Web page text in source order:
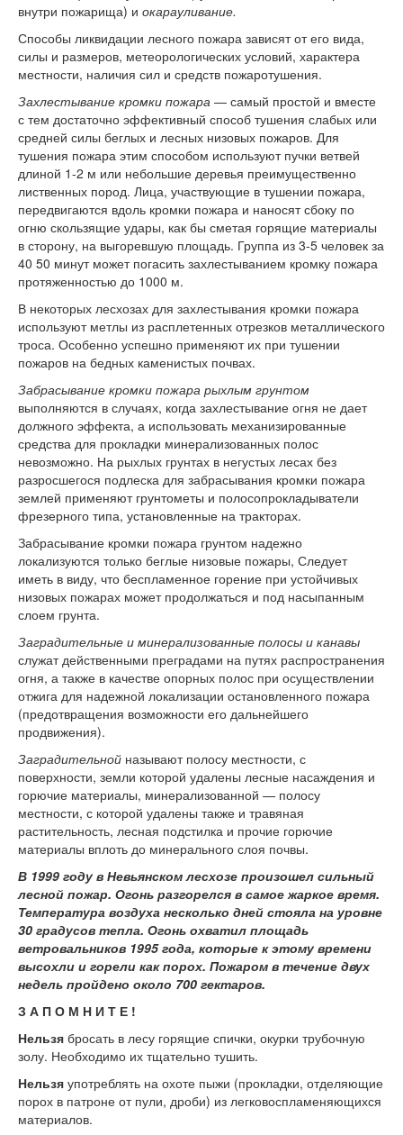
внутри пожарища) и окарауливание.
Способы ликвидации лесного пожара зависят от его вида,
силы и размеров, метеорологических условий, характера
местности, наличия сил и средств пожаротушения.
Захлестывание кромки пожара — самый простой и вместе
с тем достаточно эффективный способ тушения слабых или
средней силы беглых и лесных низовых пожаров. Для
тушения пожара этим способом используют пучки ветвей
длиной 1-2 м или небольшие деревья преимущественно
лиственных пород. Лица, участвующие в тушении пожара,
передвигаются вдоль кромки пожара и наносят сбоку по
огню скользящие удары, как бы сметая горящие материалы
в сторону, на выгоревшую площадь. Группа из 3-5 человек за
40 50 минут может погасить захлестыванием кромку пожара
протяженностью до 1000 м.
В некоторых лесхозах для захлестывания кромки пожара
используют метлы из расплетенных отрезков металлического
троса. Особенно успешно применяют их при тушении
пожаров на бедных каменистых почвах.
Забрасывание кромки пожара рыхлым грунтом
выполняются в случаях, когда захлестывание огня не дает
должного эффекта, а использовать механизированные
средства для прокладки минерализованных полос
невозможно. На рыхлых грунтах в негустых лесах без
разросшегося подлеска для забрасывания кромки пожара
землей применяют грунтометы и полосопрокладыватели
фрезерного типа, установленные на тракторах.
Забрасывание кромки пожара грунтом надежно
локализуются только беглые низовые пожары, Следует
иметь в виду, что беспламенное горение при устойчивых
низовых пожарах может продолжаться и под насыпанным
слоем грунта.
Заградительные и минерализованные полосы и канавы
служат действенными преградами на путях распространения
огня, а также в качестве опорных полос при осуществлении
отжига для надежной локализации остановленного пожара
(предотвращения возможности его дальнейшего
продвижения).
Заградительной называют полосу местности, с
поверхности, земли которой удалены лесные насаждения и
горючие материалы, минерализованной — полосу
местности, с которой удалены также и травяная
растительность, лесная подстилка и прочие горючие
материалы вплоть до минерального слоя почвы.
В 1999 году в Невьянском лесхозе произошел сильный
лесной пожар. Огонь разгорелся в самое жаркое время.
Температура воздуха несколько дней стояла на уровне
30 градусов тепла. Огонь охватил площадь
ветровальников 1995 года, которые к этому времени
высохли и горели как порох. Пожаром в течение двух
недель пройдено около 700 гектаров.
З А П О М Н И Т Е !
Нельзя бросать в лесу горящие спички, окурки трубочную
золу. Необходимо их тщательно тушить.
Нельзя употреблять на охоте пыжи (прокладки, отделяющие
порох в патроне от пули, дроби) из легковоспламеняющихся
материалов.